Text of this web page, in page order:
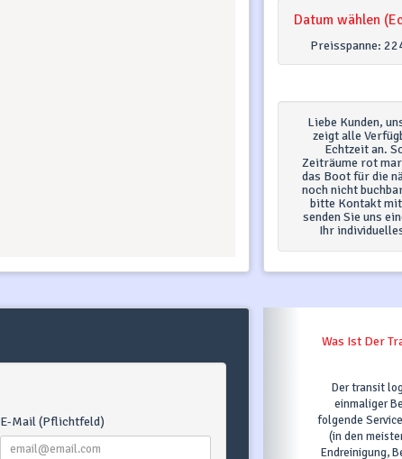
Datum wählen
Preisspanne:
Liebe Kunden,
zeigt alle
Echtzeit an.
Zeiträume rot
das Boot für die
noch nicht
bitte Kontakt mit
senden Sie uns
Ihr
E-Mail (Pflichtfeld)
folgende Serviceleistungen
(in den meisten Fällen):